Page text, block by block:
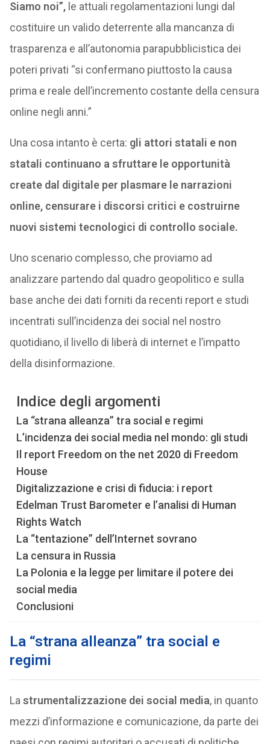
Siamo noi”,le attuali regolamentazioni lungi dal
costituire un valido deterrente alla mancanza di
trasparenza e all’autonomia parapubblicistica dei
poteri privati “si confermano piuttosto la causa
prima e reale dell’incremento costante della censura
online negli anni.”
Una cosa intanto è certa: gli attori statali e non
statali continuano a sfruttare le opportunità
create dal digitale per plasmare le narrazioni
online, censurare i discorsi critici e costruirne
nuovi sistemi tecnologici di controllo sociale.
Uno scenario complesso, che proviamo ad
analizzare partendo dal quadro geopolitico e sulla
base anche dei dati forniti da recenti report e studi
incentrati sull’incidenza dei social nel nostro
quotidiano, il livello di liberà di internet e l’impatto
della disinformazione.
Indice degli argomenti
La “strana alleanza” tra social e regimi
L’incidenza dei social media nel mondo: gli studi
Il report Freedom on the net 2020 di Freedom
House
Digitalizzazione e crisi di fiducia: i report
Edelman Trust Barometer e l’analisi di Human
Rights Watch
La “tentazione” dell’Internet sovrano
La censura in Russia
La Polonia e la legge per limitare il potere dei
social media
Conclusioni
La “strana alleanza” tra social e
regimi
La strumentalizzazione dei social media, in quanto
mezzi d’informazione e comunicazione, da parte dei